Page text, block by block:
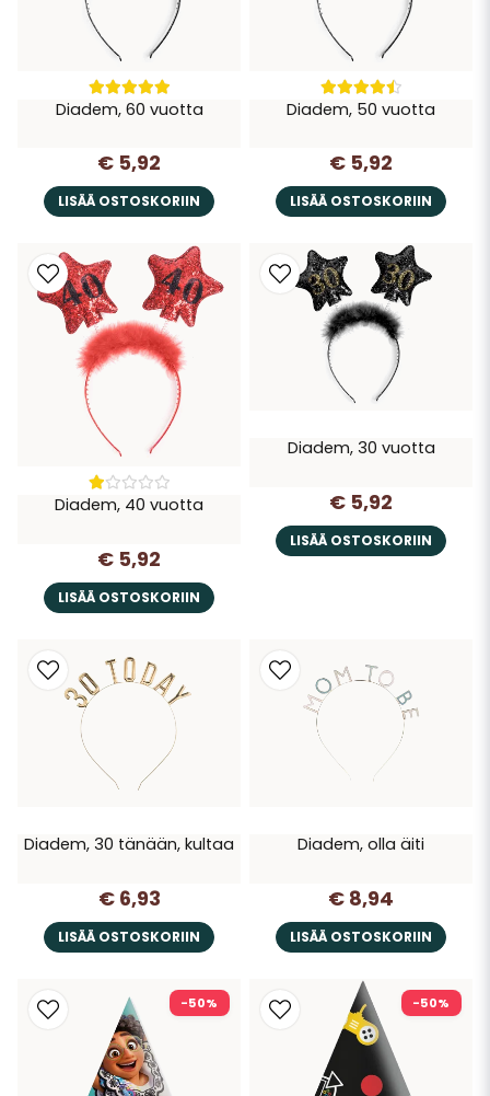
Diadem, 60 vuotta
€ 5,92
LISÄÄ OSTOSKORIIN
Diadem, 50 vuotta
€ 5,92
LISÄÄ OSTOSKORIIN
Diadem, 40 vuotta
€ 5,92
LISÄÄ OSTOSKORIIN
Diadem, 30 vuotta
€ 5,92
LISÄÄ OSTOSKORIIN
Diadem, 30 tänään, kultaa
€ 6,93
LISÄÄ OSTOSKORIIN
Diadem, olla äiti
€ 8,94
LISÄÄ OSTOSKORIIN
-50% -50%